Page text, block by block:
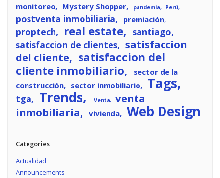
monitoreo Mystery Shopper pandemia Perú
postventa inmobiliaria premiación
proptech real estate
santiago
satisfaccion de clientes
satisfaccion
del cliente
satisfaccion del
cliente inmobiliario
sector de la
construcción
sector inmobiliario Tags
tga Trends Venta
venta
inmobiliaria
vivienda Web Design
Categories
Actualidad
Announcements